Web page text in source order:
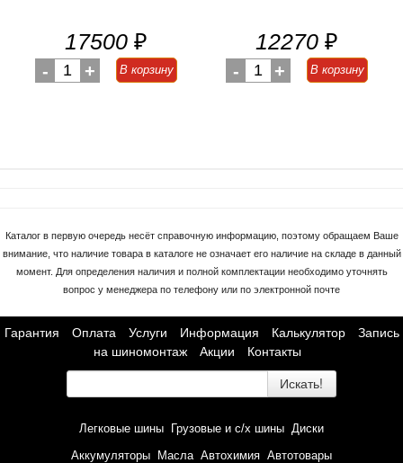
17500 ₽
- 1 + В корзину
12270 ₽
- 1 + В корзину
Каталог в первую очередь несёт справочную информацию, поэтому обращаем Ваше
внимание, что наличие товара в каталоге не означает его наличие на складе в данный
момент. Для определения наличия и полной комплектации необходимо уточнять
вопрос у менеджера по телефону или по электронной почте
Гарантия Оплата Услуги Информация Калькулятор
Запись
на шиномонтаж
Акции Контакты
Искать!
Легковые шины Грузовые и с/х шины Диски
Аккумуляторы
Масла Автохимия Автотовары